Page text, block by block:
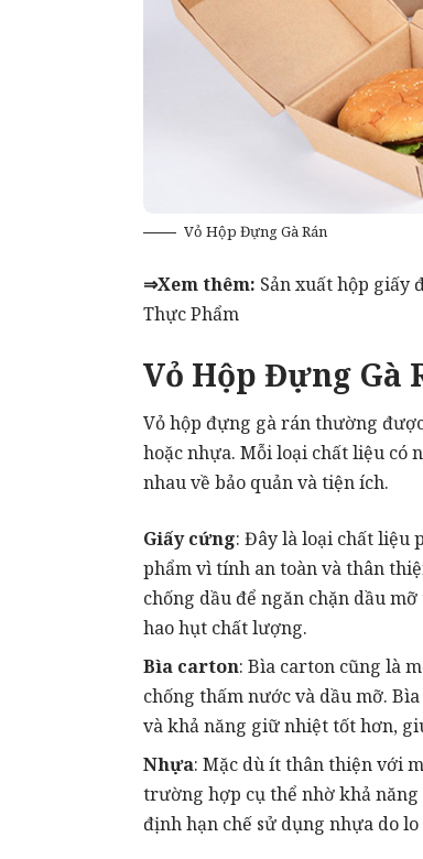
Vỏ Hộp Đựng Gà Rán
⇒Xem thêm: Sản xuất hộp giấy
Thực Phẩm
Vỏ Hộp Đựng Gà
Vỏ hộp đựng gà rán thường
hoặc nhựa. Mỗi loại chất liệu có
nhau về bảo quản và tiện ích.
Giấy cứng: Đây là loại chất liệu
phẩm vì tính an toàn và thân
chống dầu để ngăn chặn dầu
hao hụt chất lượng.
Bìa carton: Bìa carton cũng là
chống thấm nước và dầu mỡ.
và khả năng giữ nhiệt tốt hơn,
Nhựa: Mặc dù ít thân thiện với
trường hợp cụ thể nhờ khả năng
định hạn chế sử dụng nhựa do